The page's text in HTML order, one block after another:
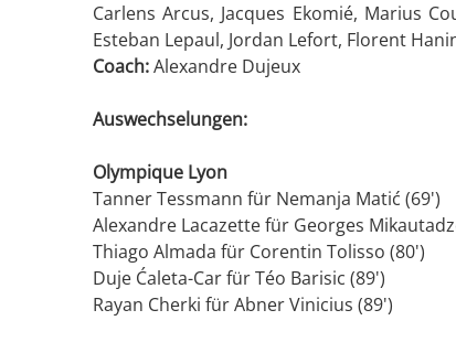
Carlens Arcus, Jacques Ekomié, Marius
Esteban Lepaul, Jordan Lefort, Florent
Coach:Alexandre Dujeux
Auswechselungen:
Olympique Lyon
Tanner Tessmann für Nemanja Matić (69')
Alexandre Lacazette für Georges
Thiago Almada für Corentin Tolisso (80')
Duje Ćaleta-Car für Téo Barisic (89')
Rayan Cherki für Abner Vinicius (89')